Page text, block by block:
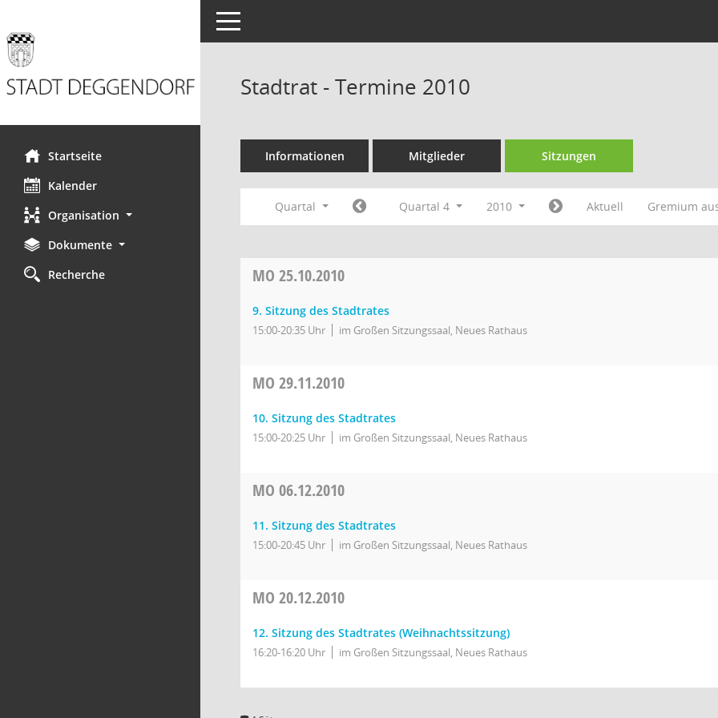
Startseite
Kalender
Organisation
Dokumente
Recherche
Toggle navigation
Stadtrat - Termine 2010
Informationen Mitglieder Sitzungen
Quartal Quartal 4 2010 Aktuell Gremium
MO 25.10.2010
9. Sitzung des Stadtrates
15:00-20:35 Uhr im Großen Sitzungssaal, Neues Rathaus
MO 29.11.2010
10. Sitzung des Stadtrates
15:00-20:25 Uhr im Großen Sitzungssaal, Neues Rathaus
MO 06.12.2010
11. Sitzung des Stadtrates
15:00-20:45 Uhr im Großen Sitzungssaal, Neues Rathaus
MO 20.12.2010
12. Sitzung des Stadtrates (Weihnachtssitzung)
16:20-16:20 Uhr im Großen Sitzungssaal, Neues Rathaus